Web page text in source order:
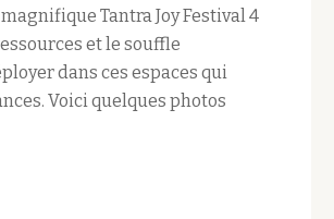
Tantra Joy Festival 4
et le souffle
dans ces espaces qui
Voici quelques photos